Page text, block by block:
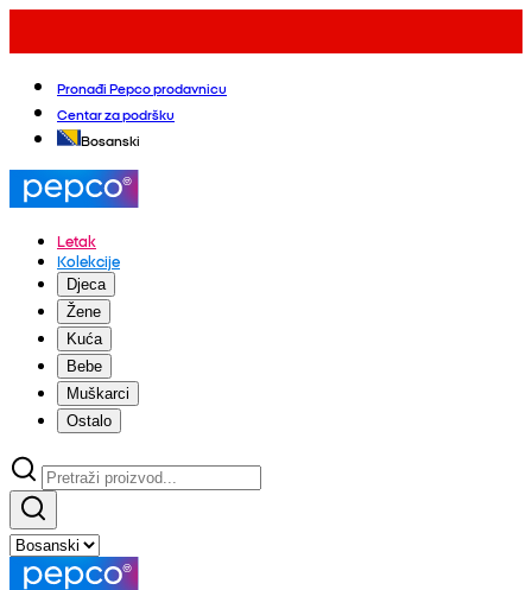
Pronađi Pepco prodavnicu
Centar za podršku
Bosanski
Letak
Kolekcije
Djeca
Žene
Kuća
Bebe
Muškarci
Ostalo